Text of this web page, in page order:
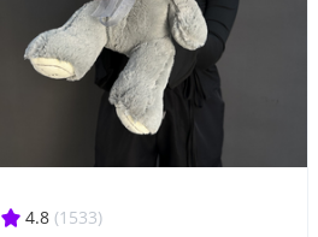
4.8 (1533)